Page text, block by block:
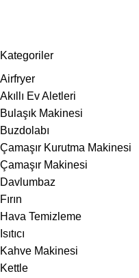
Kategoriler
Airfryer
Akıllı Ev Aletleri
Bulaşık Makinesi
Buzdolabı
Çamaşır Kurutma Makinesi
Çamaşır Makinesi
Davlumbaz
Fırın
Hava Temizleme
Isıtıcı
Kahve Makinesi
Kettle